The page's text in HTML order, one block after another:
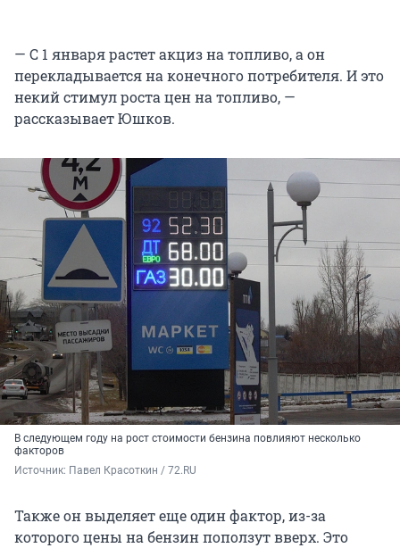
— С 1 января растет акциз на топливо, а он
перекладывается на конечного потребителя. И это
некий стимул роста цен на топливо, —
рассказывает Юшков.
В следующем году на рост стоимости бензина повлияют несколько
факторов
Источник: Павел Красоткин / 72.RU
Также он выделяет еще один фактор, из-за
которого цены на бензин поползут вверх. Это